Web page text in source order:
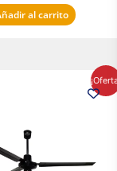
al carrito
precio
actual